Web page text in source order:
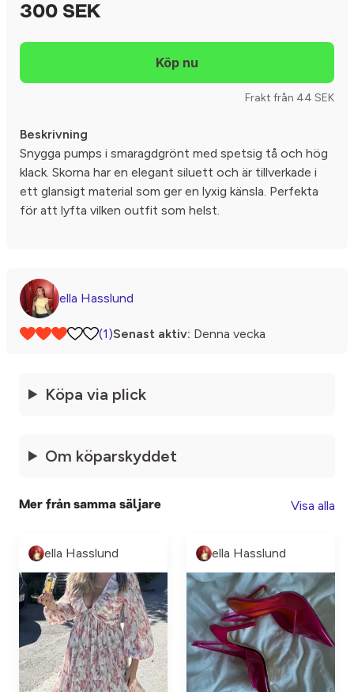
300 SEK
Frakt från 44 SEK
Beskrivning
Snygga pumps i smaragdgrönt med spetsig tå och hög
klack. Skorna har en elegant siluett och är tillverkade i
ett glansigt material som ger en lyxig känsla. Perfekta
för att lyfta vilken outfit som helst.
ella Hasslund
(1)Senast aktiv: Denna vecka
Köpa via plick
Om köparskyddet
Mer från samma säljare Visa alla
ella Hasslund ella Hasslund